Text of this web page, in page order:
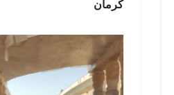
کرمان